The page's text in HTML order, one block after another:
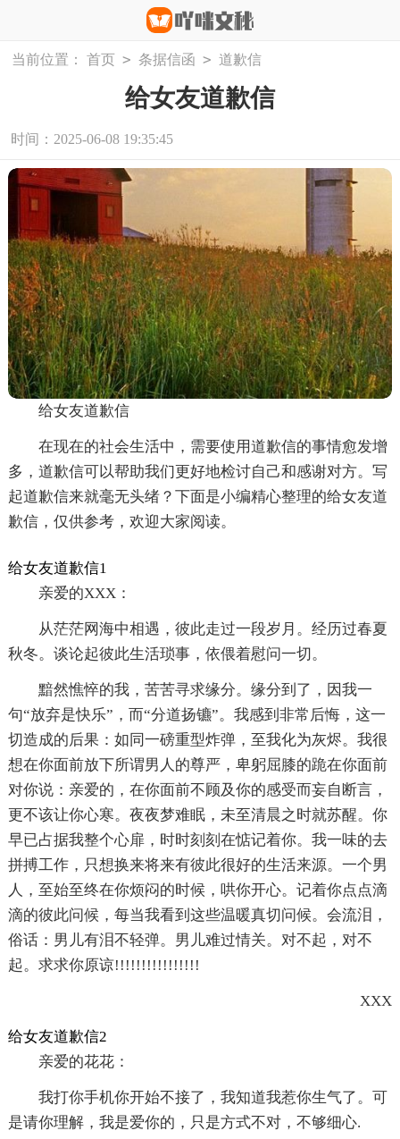
当前位置： 首页 > 条据信函 > 道歉信
给女友道歉信
时间：2025-06-08 19:35:45
给女友道歉信
在现在的社会生活中，需要使用道歉信的事情愈发增
多，道歉信可以帮助我们更好地检讨自己和感谢对方。写
起道歉信来就毫无头绪？下面是小编精心整理的给女友道
歉信，仅供参考，欢迎大家阅读。
给女友道歉信1
亲爱的XXX：
从茫茫网海中相遇，彼此走过一段岁月。经历过春夏
秋冬。谈论起彼此生活琐事，依偎着慰问一切。
黯然憔悴的我，苦苦寻求缘分。缘分到了，因我一
句“放弃是快乐”，而“分道扬镳”。我感到非常后悔，这一
切造成的后果：如同一磅重型炸弹，至我化为灰烬。我很
想在你面前放下所谓男人的尊严，卑躬屈膝的跪在你面前
对你说：亲爱的，在你面前不顾及你的感受而妄自断言，
更不该让你心寒。夜夜梦难眠，未至清晨之时就苏醒。你
早已占据我整个心扉，时时刻刻在惦记着你。我一味的去
拼搏工作，只想换来将来有彼此很好的生活来源。一个男
人，至始至终在你烦闷的时候，哄你开心。记着你点点滴
滴的彼此问候，每当我看到这些温暖真切问候。会流泪，
俗话：男儿有泪不轻弹。男儿难过情关。对不起，对不
起。求求你原谅!!!!!!!!!!!!!!!!
XXX
给女友道歉信2
亲爱的花花：
我打你手机你开始不接了，我知道我惹你生气了。可
是请你理解，我是爱你的，只是方式不对，不够细心.